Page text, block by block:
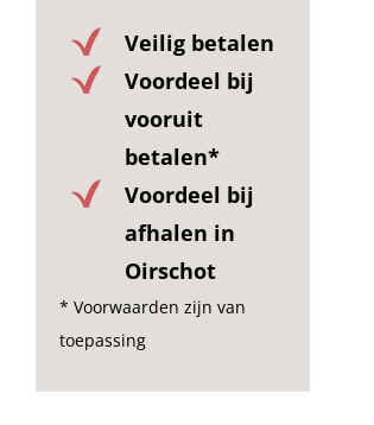
Veilig betalen
Voordeel bij
vooruit
betalen*
Voordeel bij
afhalen in
Oirschot
* Voorwaarden zijn van
toepassing